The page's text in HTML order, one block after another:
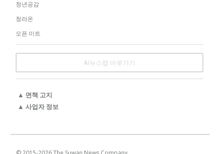
청년공감
청라온
오픈 미트
AI뉴스랩 바로가기
▲ 면책 고지
▲ 사업자 정보